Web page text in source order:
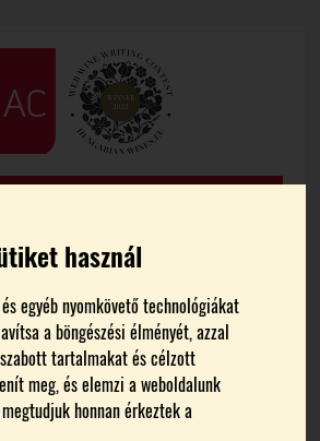
használ
egyéb nyomkövető technológiákat
a böngészési élményét, azzal
tartalmakat és célzott
meg, és elemzi a weboldalunk
honnan érkeztek a
a 21. Csabai